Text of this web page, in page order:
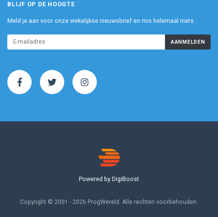
BLIJF OP DE HOOGTE
Meld je aan voor onze wekelijkse nieuwsbrief en mis helemaal niets.
AANMELDEN
Powered by DigiBoost
Copyright © 2001 - 2026 ProgWereld. Alle rechten voorbehouden.